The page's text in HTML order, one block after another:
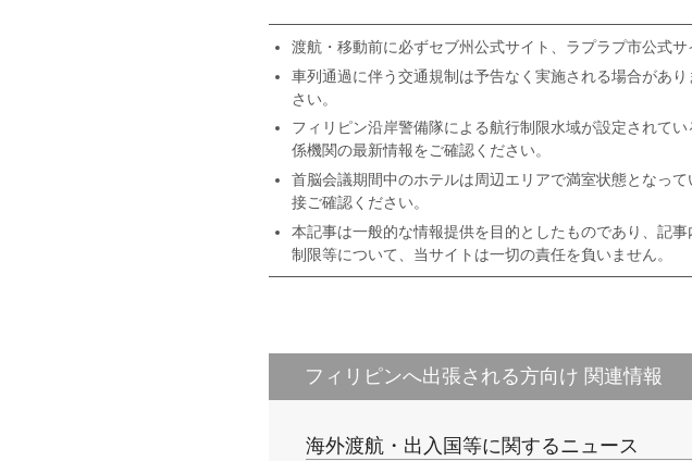
渡航・移動前に必ずセブ州公式サイト、ラプラプ市公式
車列通過に伴う交通規制は予告なく実施される場合があ
さい。
フィリピン沿岸警備隊による航行制限水域が設定されて
係機関の最新情報をご確認ください。
首脳会議期間中のホテルは周辺エリアで満室状態となっ
接ご確認ください。
本記事は一般的な情報提供を目的としたものであり、記
制限等について、当サイトは一切の責任を負いません。
フィリピンへ出張される方向け 関連情報
海外渡航・出入国等に関するニュース